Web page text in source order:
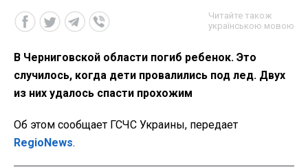
Читайте також
українською мовою
В Черниговской области погиб ребенок. Это
случилось, когда дети провалились под лед. Двух
из них удалось спасти прохожим
Об этом сообщает ГСЧС Украины, передает
RegioNews.